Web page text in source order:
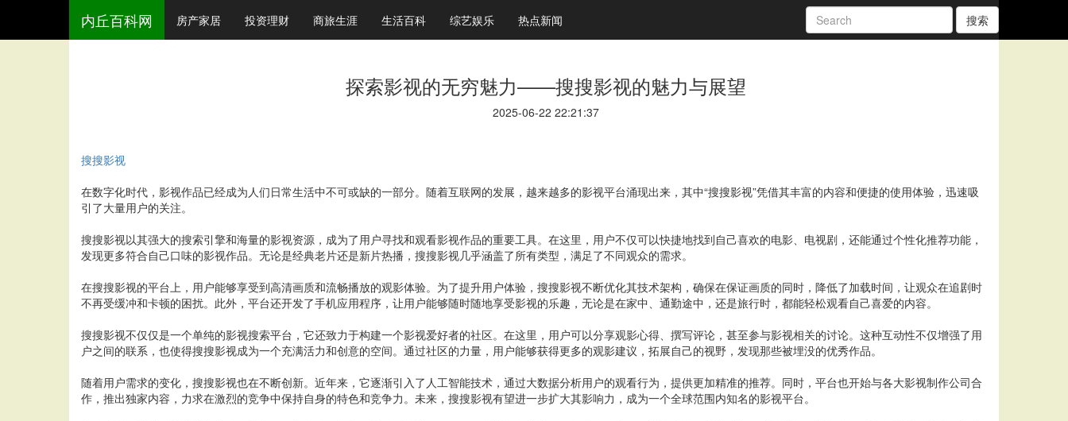
内丘百科网 房产家居 投资理财 商旅生涯 生活百科 综艺娱乐 热点新闻 搜索
探索影视的无穷魅力——搜搜影视的魅力与展望
2025-06-22 22:21:37
搜搜影视
在数字化时代，影视作品已经成为人们日常生活中不可或缺的一部分。随着互联网的发展，越来越多的影视平台涌现出来，其中“搜搜影视”凭借其丰富的内容和便捷的使用体验，迅速吸
引了大量用户的关注。
搜搜影视以其强大的搜索引擎和海量的影视资源，成为了用户寻找和观看影视作品的重要工具。在这里，用户不仅可以快捷地找到自己喜欢的电影、电视剧，还能通过个性化推荐功能，
发现更多符合自己口味的影视作品。无论是经典老片还是新片热播，搜搜影视几乎涵盖了所有类型，满足了不同观众的需求。
在搜搜影视的平台上，用户能够享受到高清画质和流畅播放的观影体验。为了提升用户体验，搜搜影视不断优化其技术架构，确保在保证画质的同时，降低了加载时间，让观众在追剧时
不再受缓冲和卡顿的困扰。此外，平台还开发了手机应用程序，让用户能够随时随地享受影视的乐趣，无论是在家中、通勤途中，还是旅行时，都能轻松观看自己喜爱的内容。
搜搜影视不仅仅是一个单纯的影视搜索平台，它还致力于构建一个影视爱好者的社区。在这里，用户可以分享观影心得、撰写评论，甚至参与影视相关的讨论。这种互动性不仅增强了用
户之间的联系，也使得搜搜影视成为一个充满活力和创意的空间。通过社区的力量，用户能够获得更多的观影建议，拓展自己的视野，发现那些被埋没的优秀作品。
随着用户需求的变化，搜搜影视也在不断创新。近年来，它逐渐引入了人工智能技术，通过大数据分析用户的观看行为，提供更加精准的推荐。同时，平台也开始与各大影视制作公司合
作，推出独家内容，力求在激烈的竞争中保持自身的特色和竞争力。未来，搜搜影视有望进一步扩大其影响力，成为一个全球范围内知名的影视平台。